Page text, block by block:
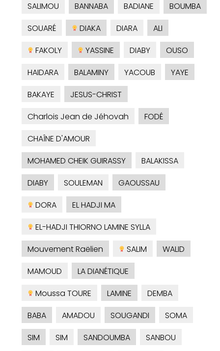
SALIMOU
BANNABA BADIANE
BOUMBA
SOUARÉ
DIAKA DIARA
ALI
FAKOLY
YASSINE DIABY
OUSO
HAIDARA
BALAMINY YACOUB
YAYE
BAKAYE
JESUS-CHRIST
Charlois Jean de Jéhovah
FODÉ
CHAÎNE D'AMOUR
MOHAMED CHEIK GUIRASSY
BALAKISSA
DIABY
SOULEMAN
GAOUSSAU
DORA
EL HADJI MA
EL-HADJI THIORNO LAMINE SYLLA
Mouvement Raëlien
SALIM
WALID
MAMOUD
LA DIANÉTIQUE
Moussa TOURE
LAMINE
DEMBA
BABA
AMADOU SOUGANDI
SOMA
SIM
SIM SANDOUMBA
SANBOU